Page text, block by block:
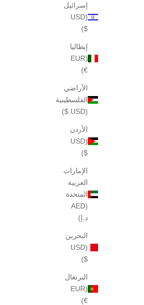
إسرائيل
(USD
$)
إيطاليا
(EUR
€)
الأراضي
الفلسطينية
(USD $)
الأردن
(USD
$)
الإمارات
العربية
المتحدة
(AED
د.إ)
البحرين
(USD
$)
البرتغال
(EUR
€)
عينة عطر إليجانت سوان 06، 2 مل
السعر بعد الخصم
عينة من شاتو كريجلر 12، 2 مل
السعر بعد الخصم
$40